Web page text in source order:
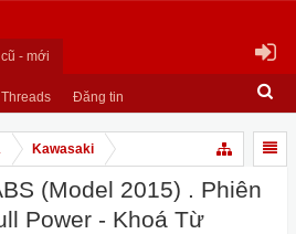
- mới
Đăng tin
Kawasaki
(Model 2015) . Phiên
Power - Khoá Từ